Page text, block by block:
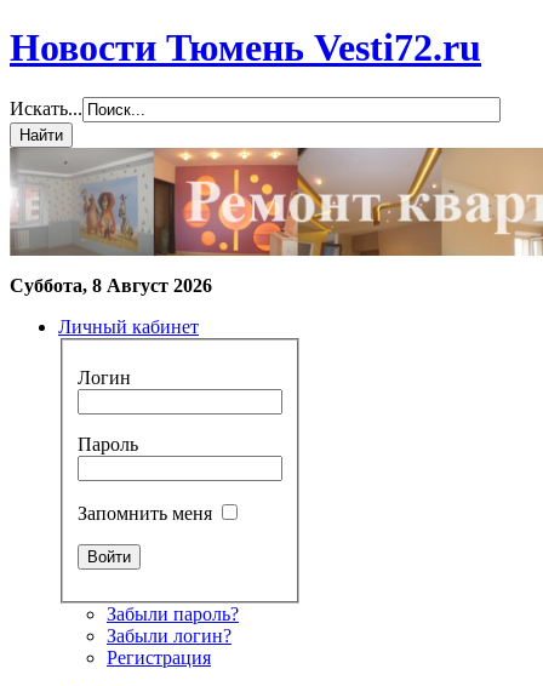
Новости Тюмень Vesti72.ru
Искать...
Суббота, 8 Август 2026
Личный кабинет
Логин
Пароль
Запомнить меня
Забыли пароль?
Забыли логин?
Регистрация